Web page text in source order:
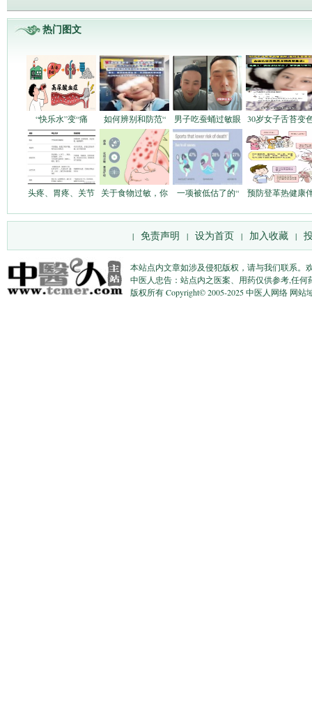
热门图文
“快乐水”变“痛 如何辨别和防范“ 男子吃蚕蛹过敏眼 30岁女子舌苔变
头疼、胃疼、关节 关于食物过敏，你 一项被低估了的“ 预防登革热健康
| 免责声明 | 设为首页 | 加入收藏 |
本站点内文章如涉及侵犯版权，请与我们联系。
中医人忠告：站点内之医案、用药仅供参考,任
版权所有 Copyright© 2005-2025 中医人网络 网站